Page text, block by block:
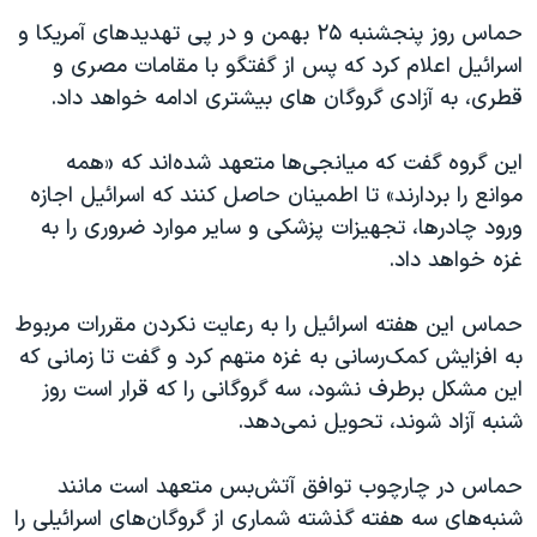
حماس روز پنجشنبه ۲۵ بهمن و در پی تهدیدهای آمریکا و
اسرائیل اعلام کرد که پس از گفتگو با مقامات مصری و
قطری، به آزادی گروگان های بیشتری ادامه خواهد داد.
این گروه گفت که میانجی‌ها متعهد شده‌اند که «همه
موانع را بردارند» تا اطمینان حاصل کنند که اسرائیل اجازه
ورود چادرها، تجهیزات پزشکی و سایر موارد ضروری را به
غزه خواهد داد.
حماس این هفته اسرائیل را به رعایت نکردن مقررات مربوط
به افزایش کمک‌رسانی به غزه متهم کرد و گفت تا زمانی که
این مشکل برطرف نشود، سه گروگانی را که قرار است روز
شنبه آزاد شوند، تحویل نمی‌دهد.
حماس در چارچوب توافق آتش‌بس متعهد است مانند
شنبه‌های سه هفته گذشته شماری از گروگان‌های اسرائیلی را